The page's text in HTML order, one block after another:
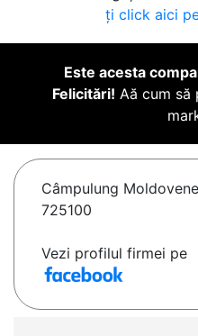
ți click aici
Este acesta
Felicitări! Aă cum să
Câmpulung
725100
Vezi profilul firmei pe